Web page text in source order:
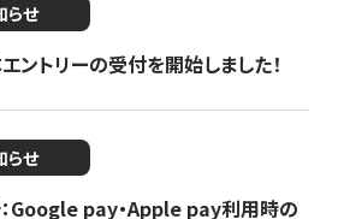
らせ
ントリーの受付を開始しました！
らせ
：Google pay・Apple pay利用時の